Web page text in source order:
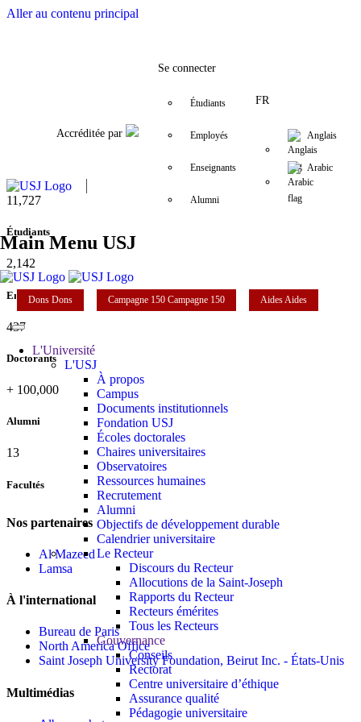
Aller au contenu principal
FacebookTwitter
Accréditée par
Se connecter
Étudiants
Employés
Enseignants
Alumni
FR
Anglais
Arabic
Main Menu USJ
Dons Dons Campagne 150 Campagne 150 AidesAides
L'Université
L'USJ
À propos
Campus
Documents institutionnels
Fondation USJ
Écoles doctorales
Chaires universitaires
Observatoires
Ressources humaines
Recrutement
Alumni
Objectifs de développement durable
Calendrier universitaire
Le Recteur
Discours du Recteur
Allocutions de la Saint-Joseph
Rapports du Recteur
Recteurs émérites
Tous les Recteurs
Gouvernance
Conseils
Rectorat
Centre universitaire d’éthique
Assurance qualité
Pédagogie universitaire
11,727
Étudiants
2,142
Enseignants
437
Doctorants
+ 100,000
Alumni
13
Facultés
Nos partenaires
Al Mazeed
Lamsa
À l'international
Bureau de Paris
North America Office
Saint Joseph University Foundation, Beirut Inc. - États-Unis
Multimédias